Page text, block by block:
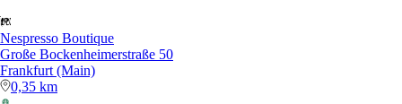
Nespresso Boutique
Große Bockenheimerstraße 50
Frankfurt (Main)
0,35 km